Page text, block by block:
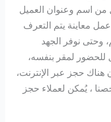
من اسم وعنوان العميل
عمل معاينة يتم التعرف
وحتى نوفر الجهد
للحضور لمقر بنفسه،
حجز عبر الإنترنت،
، يُمكن لعملاء حجز